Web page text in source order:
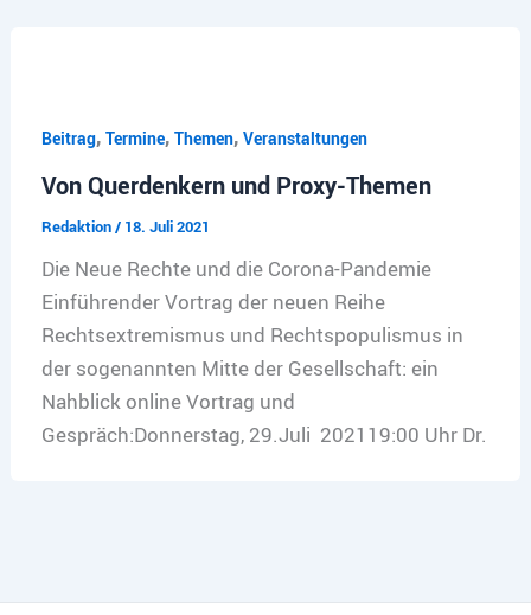
Beitrag, Termine, Themen, Veranstaltungen
Von Querdenkern und Proxy-Themen
Redaktion/ 18. Juli 2021
Die Neue Rechte und die Corona-Pandemie
Einführender Vortrag der neuen Reihe
Rechtsextremismus und Rechtspopulismus in
der sogenannten Mitte der Gesellschaft: ein
Nahblick online Vortrag und
Gespräch:Donnerstag, 29.Juli 202119:00 Uhr Dr.